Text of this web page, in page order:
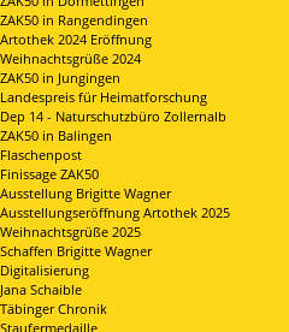
ZAK50 in Rangendingen
Artothek 2024 Eröffnung
Weihnachtsgrüße 2024
ZAK50 in Jungingen
Landespreis für Heimatforschung
Dep 14 - Naturschutzbüro Zollernalb
ZAK50 in Balingen
Flaschenpost
Finissage ZAK50
Ausstellung Brigitte Wagner
Ausstellungseröffnung Artothek 2025
Weihnachtsgrüße 2025
Schaffen Brigitte Wagner
Digitalisierung
Jana Schaible
Täbinger Chronik
Staufermedaille